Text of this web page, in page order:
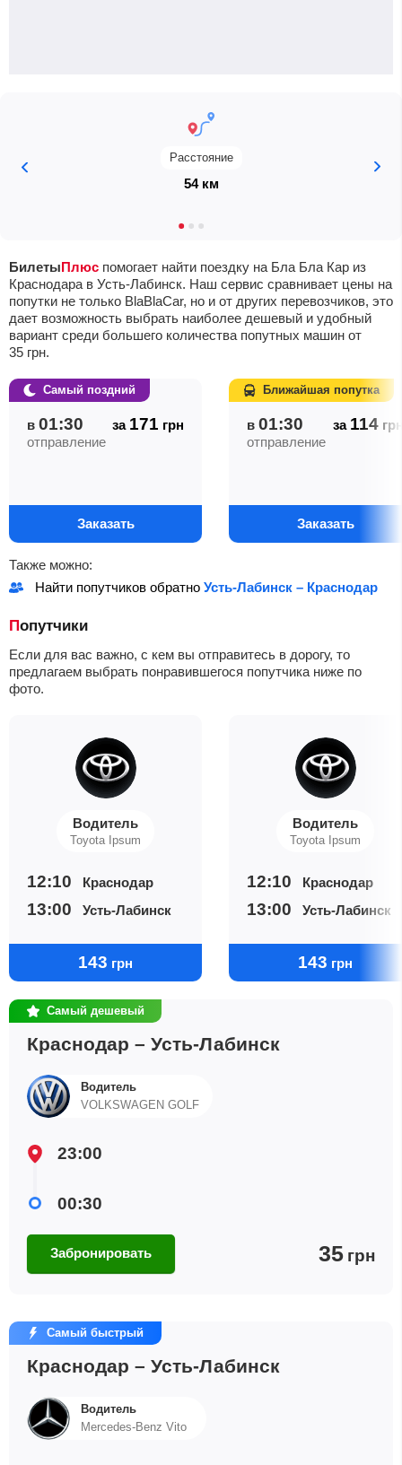
Расстояние
54 км
БилетыПлюс помогает найти поездку на Бла Бла Кар из
Краснодара в Усть-Лабинск. Наш сервис сравнивает цены на
попутки не только BlaBlaCar, но и от других перевозчиков, это
дает возможность выбрать наиболее дешевый и удобный
вариант среди большего количества попутных машин от
35 грн.
в 01:30 за 171 грн
отправление
Заказать
Самый поздний
в 01:30 за 114
отправление
Заказать
Ближайшая попутка
Также можно:
Найти попутчиков обратно Усть-Лабинск – Краснодар
Попутчики
Если для вас важно, с кем вы отправитесь в дорогу, то
предлагаем выбрать понравившегося попутчика ниже по
фото.
Водитель
Toyota Ipsum
12:10 Краснодар
13:00 Усть-Лабинск
143 грн
Водитель
Toyota Ipsum
12:10 Краснодар
13:00 Усть-Лабинск
143 грн
Самый дешевый
Краснодар – Усть-Лабинск
Водитель
VOLKSWAGEN GOLF
23:00
00:30
Забронировать 35 грн
Самый быстрый
Краснодар – Усть-Лабинск
Водитель
Mercedes-Benz Vito